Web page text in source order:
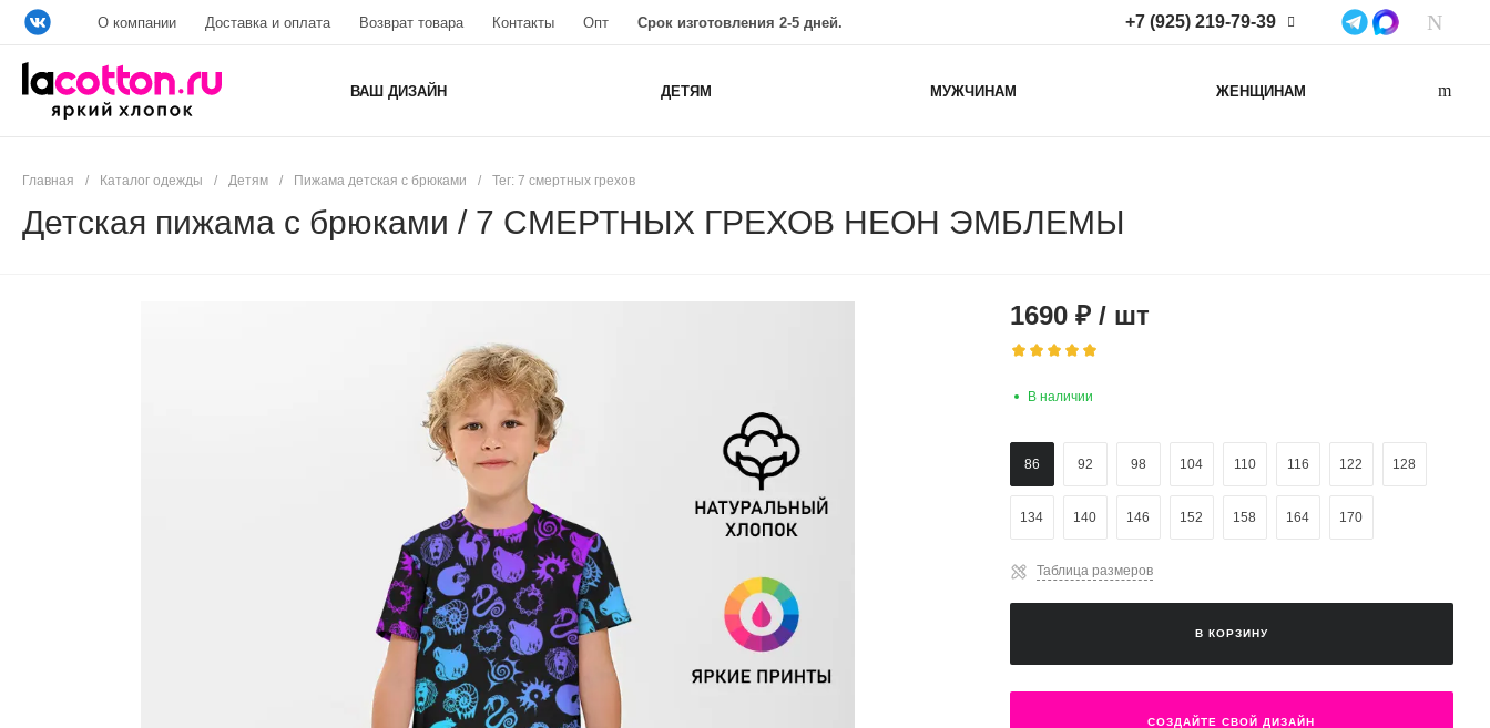
О компании Доставка и оплата Возврат товара Контакты Опт Срок изготовления 2-5 дней. +7 (925) 219-79-39
Нижегородская область,
ВАШ ДИЗАЙН ДЕТЯМ МУЖЧИНАМ ЖЕНЩИНАМ
Главная / Каталог одежды / Детям / Пижама детская с брюками / Тег: 7 смертных грехов
Детская пижама с брюками / 7 СМЕРТНЫХ ГРЕХОВ НЕОН ЭМБЛЕМЫ
1690₽ / шт
В наличии
86 92 98 104 110 116 122 128
134 140 146 152 158 164 170
Таблица размеров
В КОРЗИНУ
СОЗДАЙТЕ СВОЙ ДИЗАЙН